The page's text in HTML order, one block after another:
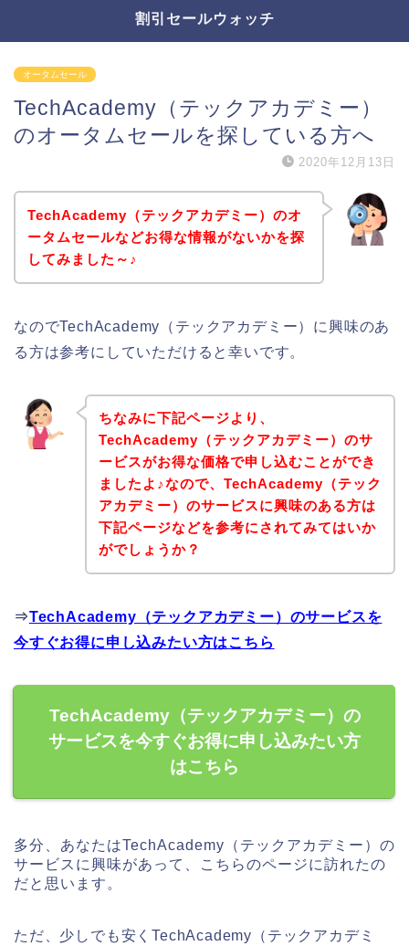
割引セールウォッチ
オータムセール
TechAcademy（テックアカデミー）
のオータムセールを探している方へ
2020年12月13日
TechAcademy（テックアカデミー）のオ
ータムセールなどお得な情報がないかを探
してみました～♪
なのでTechAcademy（テックアカデミー）に興味のあ
る方は参考にしていただけると幸いです。
ちなみに下記ページより、
TechAcademy（テックアカデミー）のサ
ービスがお得な価格で申し込むことができ
ましたよ♪なので、TechAcademy（テック
アカデミー）のサービスに興味のある方は
下記ページなどを参考にされてみてはいか
がでしょうか？
⇒TechAcademy（テックアカデミー）のサービスを
今すぐお得に申し込みたい方はこちら
TechAcademy（テックアカデミー）の
サービスを今すぐお得に申し込みたい方
はこちら
多分、あなたはTechAcademy（テックアカデミー）の
サービスに興味があって、こちらのページに訪れたの
だと思います。
ただ、少しでも安くTechAcademy（テックアカデミ